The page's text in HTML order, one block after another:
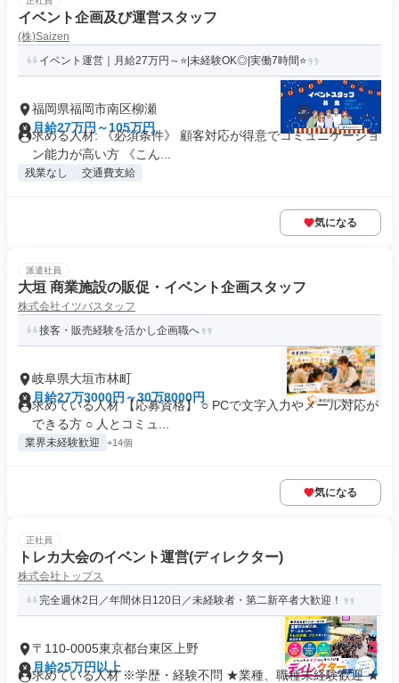
イベント企画及び運営スタッフ
(株)Saizen
イベント運営｜月給27万円～⭐|未経験OK◎|実働7時間⭐
福岡県福岡市南区柳瀬
月給27万円～105万円
求める人材: 《必須条件》 顧客対応が得意でコミュニケーショ
ン能力が高い方 《こん...
残業なし 交通費支給
気になる
派遣社員
大垣 商業施設の販促・イベント企画スタッフ
株式会社イツバスタッフ
接客・販売経験を活かし企画職へ
岐阜県大垣市林町
月給27万3000円～30万8000円
求めている人材 【応募資格】 ○ PCで文字入力やメール対応が
できる方 ○ 人とコミュ...
業界未経験歓迎 +14個
気になる
正社員
トレカ大会のイベント運営(ディレクター)
株式会社トップス
完全週休2日／年間休日120日／未経験者・第二新卒者大歓迎！
〒110-0005東京都台東区上野
月給25万円以上
求めている人材 ※学歴・経験不問 ★業種、職種未経験歓迎 ★